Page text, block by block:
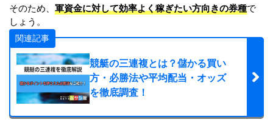
そのため、 軍資金に対して効率よく稼ぎたい方向きの券種で
しょう。
関連記事
競艇の三連複とは？儲かる買い
方・必勝法や平均配当・オッズ
を徹底調査！